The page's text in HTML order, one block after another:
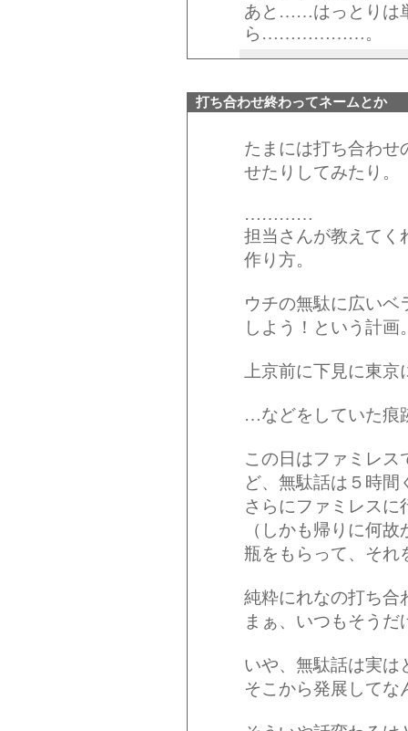
あと……はっとりは
ら………………。
打ち合わせ終わってネームとか
たまには打ち合わせ
せたりしてみたり。
…………
担当さんが教えてく
作り方。
ウチの無駄に広いベ
しよう！という計画
上京前に下見に東
…などをしていた痕
この日はファミレス
ど、無駄話は５時
さらにファミレス
（しかも帰りに何
瓶をもらって、そ
純粋にれなの打ち
まぁ、いつもそう
いや、無駄話は実は
そこから発展してな